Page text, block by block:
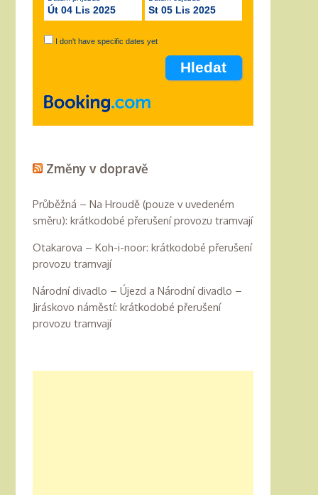
Út 04 Lis 2025 St 05 Lis 2025
I don't have specific dates yet
Změny v dopravě
Průběžná – Na Hroudě (pouze v uvedeném
směru): krátkodobé přerušení provozu tramvají
Otakarova – Koh-i-noor: krátkodobé přerušení
provozu tramvají
Národní divadlo – Újezd a Národní divadlo –
Jiráskovo náměstí: krátkodobé přerušení
provozu tramvají